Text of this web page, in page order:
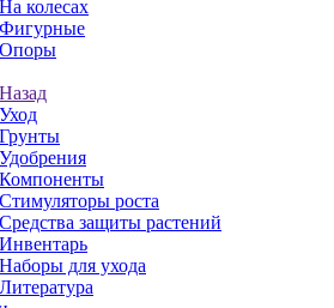
На колесах
Фигурные
Опоры
Назад
Уход
Грунты
Удобрения
Компоненты
Стимуляторы роста
Средства защиты растений
Инвентарь
Наборы для ухода
Литература